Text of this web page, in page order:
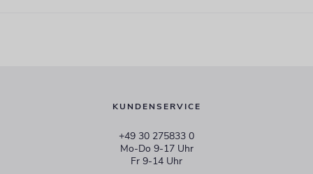
KUNDENSERVICE
+49 30 275833 0
Mo-Do 9-17 Uhr
Fr 9-14 Uhr